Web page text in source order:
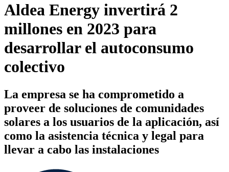
Aldea Energy invertirá 2
millones en 2023 para
desarrollar el autoconsumo
colectivo
La empresa se ha comprometido a
proveer de soluciones de comunidades
solares a los usuarios de la aplicación, así
como la asistencia técnica y legal para
llevar a cabo las instalaciones